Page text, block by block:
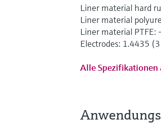
Liner material hard
Liner material
Liner material PTFE:
Electrodes: 1.4435
Alle Spezifikationen